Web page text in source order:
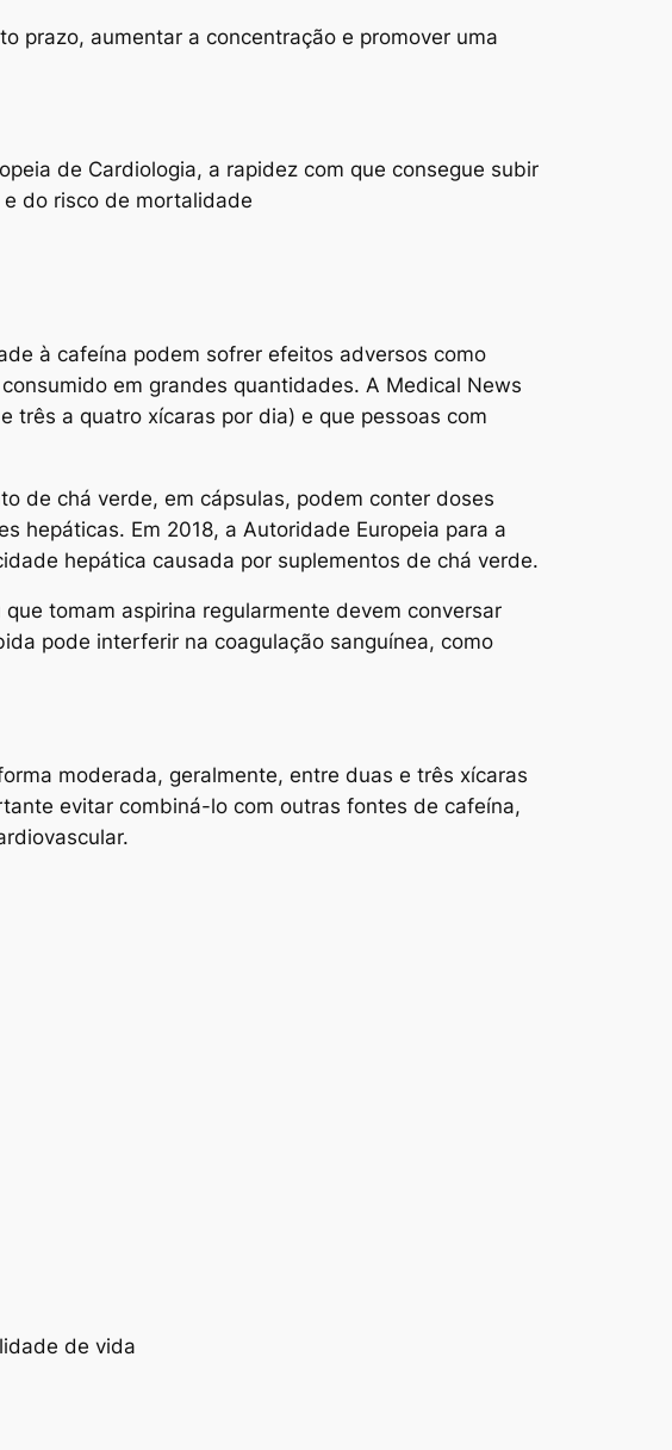
prazo, aumentar a concentração e promover uma
de Cardiologia, a rapidez com que consegue subir
do risco de mortalidade
à cafeína podem sofrer efeitos adversos como
em grandes quantidades. A Medical News
três a quatro xícaras por dia) e que pessoas com
de chá verde, em cápsulas, podem conter doses
hepáticas. Em 2018, a Autoridade Europeia para a
hepática causada por suplementos de chá verde.
tomam aspirina regularmente devem conversar
pode interferir na coagulação sanguínea, como
moderada, geralmente, entre duas e três xícaras
evitar combiná-lo com outras fontes de cafeína,
de vida